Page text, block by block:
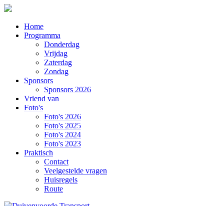
Home
Programma
Donderdag
Vrijdag
Zaterdag
Zondag
Sponsors
Sponsors 2026
Vriend van
Foto's
Foto's 2026
Foto's 2025
Foto's 2024
Foto's 2023
Praktisch
Contact
Veelgestelde vragen
Huisregels
Route